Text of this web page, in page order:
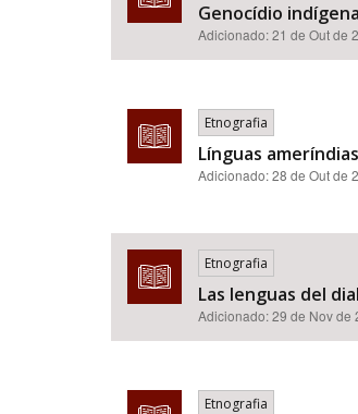
Genocídio
Adicionado:21 de Out de
Etnografia
Línguas
Adicionado:28 de Out de
Etnografia
Las lenguas del
Adicionado:29 de Nov de
Etnografia